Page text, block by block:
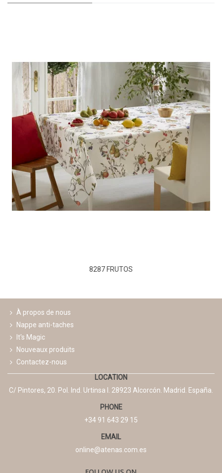
8287 FRUTOS
À propos de nous
Nappe anti-taches
It's Magic
Nouveaux produits
Contactez-nous
LOCATION
C/ Pintores, 20. Pol. Ind. Urtinsa I. 28923 Alcorcón. Madrid. España.
PHONE
+34 91 643 29 15
EMAIL
online@atenas.com.es